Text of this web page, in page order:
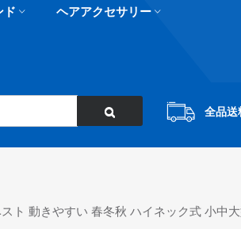
ド ヘアアクセサリー
全品
ト 動きやすい 春冬秋 ハイネック式 小中